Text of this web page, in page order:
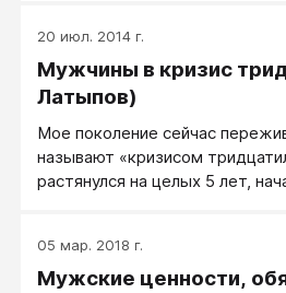
20 июл. 2014 г.
Мужчины в кризис
Латыпов)
Мое поколение сейчас
называют «кризисом
растянулся на целых 5 лет,
преподавателем, и устроился
продавцом-консультантом
05 мар. 2018 г.
Мужские ценности,